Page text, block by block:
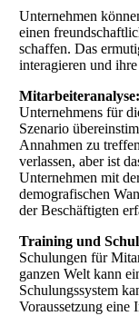
Unternehmen
einen
schaffen. Das
interagieren und
Mitarbeiteranalyse:
Unternehmens für
Szenario
Annahmen zu
verlassen, aber ist
Unternehmen mit
demografischen
der Beschäftigten
Training und
Schulungen für
ganzen Welt kann
Schulungssystem
Voraussetzung eine